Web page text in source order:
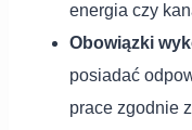
energia czy
Obowiązki
posiadać
prace zgodnie